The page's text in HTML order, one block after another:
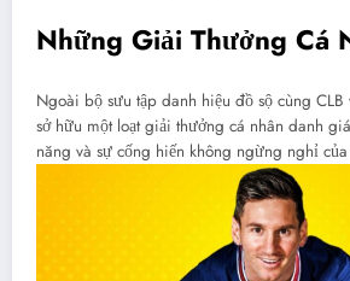
Những Giải Thưởng Cá
Ngoài bộ sưu tập danh hiệu đồ sộ cùng CLB
sở hữu một loạt giải thưởng cá nhân danh
năng và sự cống hiến không ngừng nghỉ